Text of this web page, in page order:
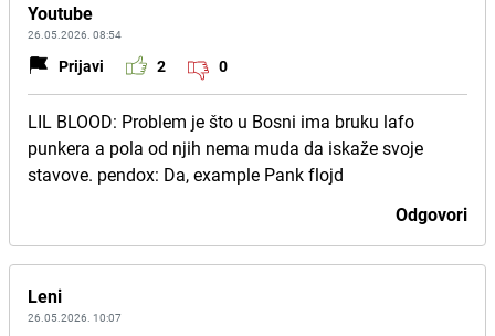
Youtube
26.05.2026. 08:54
Prijavi 2 0
LIL BLOOD: Problem je što u Bosni ima bruku lafo
punkera a pola od njih nema muda da iskaže svoje
stavove. pendox: Da, example Pank flojd
Odgovori
Leni
26.05.2026. 10:07